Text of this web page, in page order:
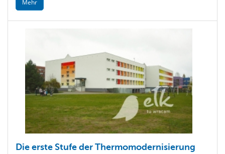
Mehr
Die erste Stufe der Thermomodernisierung